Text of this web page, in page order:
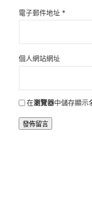
電子郵件地址 *
個人網站網址
在瀏覽器中儲存顯示